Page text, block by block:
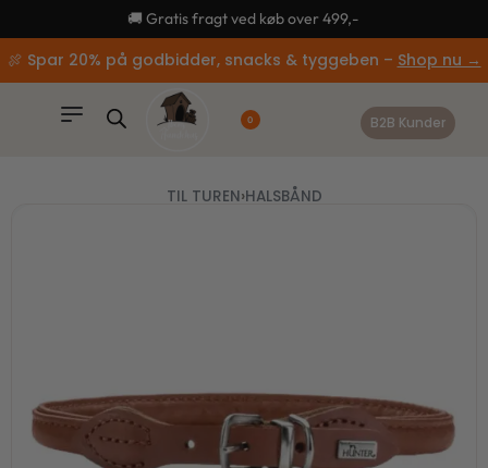
🚚 Gratis fragt ved køb over 499,-
🍖 Spar 20% på godbidder, snacks & tyggeben – Shop nu →
0 B2B Kunder
TIL TUREN›HALSBÅND